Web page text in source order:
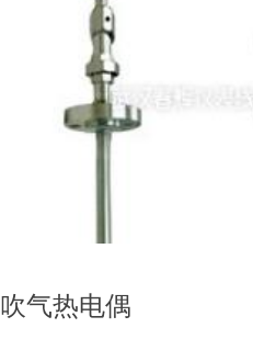
吹气热电偶